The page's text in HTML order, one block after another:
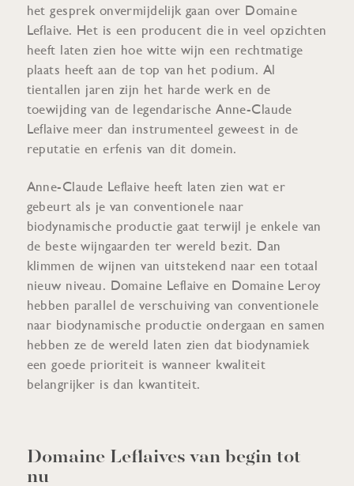
het gesprek onvermijdelijk gaan over Domaine
Leflaive. Het is een producent die in veel opzichten
heeft laten zien hoe witte wijn een rechtmatige
plaats heeft aan de top van het podium. Al
tientallen jaren zijn het harde werk en de
toewijding van de legendarische Anne-Claude
Leflaive meer dan instrumenteel geweest in de
reputatie en erfenis van dit domein.
Anne-Claude Leflaive heeft laten zien wat er
gebeurt als je van conventionele naar
biodynamische productie gaat terwijl je enkele van
de beste wijngaarden ter wereld bezit. Dan
klimmen de wijnen van uitstekend naar een totaal
nieuw niveau. Domaine Leflaive en Domaine Leroy
hebben parallel de verschuiving van conventionele
naar biodynamische productie ondergaan en samen
hebben ze de wereld laten zien dat biodynamiek
een goede prioriteit is wanneer kwaliteit
belangrijker is dan kwantiteit.
Domaine Leflaives van begin tot
nu